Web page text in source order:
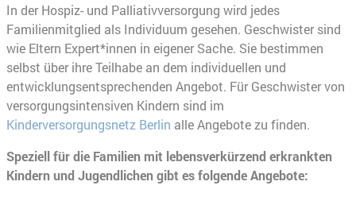
In der Hospiz- und Palliativversorgung wird jedes
Familienmitglied als Individuum gesehen. Geschwister sind
wie Eltern Expert*innen in eigener Sache. Sie bestimmen
selbst über ihre Teilhabe an dem individuellen und
entwicklungsentsprechenden Angebot. Für Geschwister von
versorgungsintensiven Kindern sind im
Kinderversorgungsnetz Berlin alle Angebote zu finden.
Speziell für die Familien mit lebensverkürzend erkrankten
Kindern und Jugendlichen gibt es folgende Angebote: